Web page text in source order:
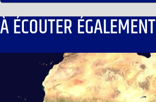
À ÉCOUTER ÉGALEMENT